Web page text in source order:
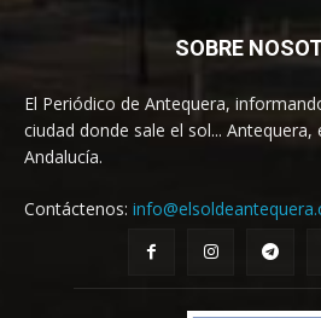
SOBRE
El Periódico de Antequera,
ciudad donde sale el sol... Antequera,
Andalucía.
Contáctenos: